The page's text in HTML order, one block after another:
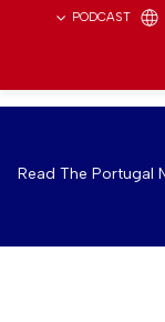
PODCAST
Read The Portugal